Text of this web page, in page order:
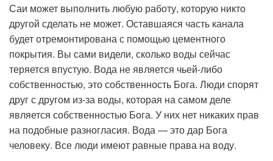
Саи может выполнить любую работу, которую никто
другой сделать не может. Оставшаяся часть канала
будет отремонтирована с помощью цементного
покрытия. Вы сами видели, сколько воды сейчас
теряется впустую. Вода не является чьей-либо
собственностью, это собственность Бога. Люди спорят
друг с другом из-за воды, которая на самом деле
является собственностью Бога. У них нет никаких прав
на подобные разногласия. Вода — это дар Бога
человеку. Все люди имеют равные права на воду.